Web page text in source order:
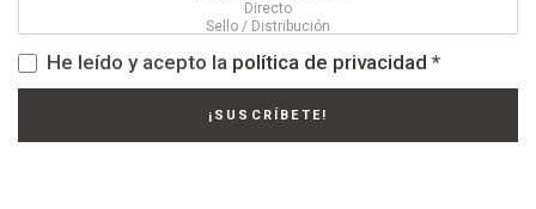
He leído y acepto la política de privacidad *